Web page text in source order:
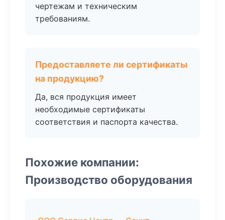
чертежам и техническим
требованиям.
Предоставляете ли сертификаты
на продукцию?
Да, вся продукция имеет
необходимые сертификаты
соответствия и паспорта качества.
Похожие компании:
Производство оборудования